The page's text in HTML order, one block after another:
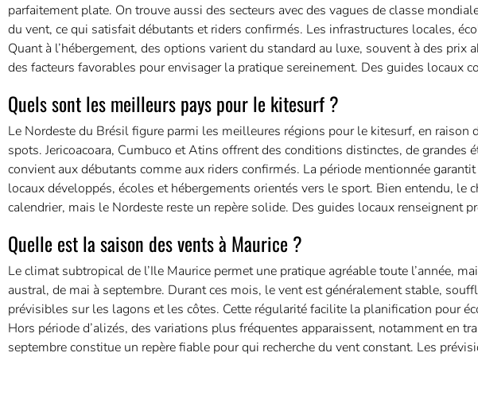
parfaitement plate. On trouve aussi des secteurs avec des vagues de classe
du vent, ce qui satisfait débutants et riders confirmés. Les infrastructures locales,
Quant à l’hébergement, des options varient du standard au luxe, souvent à des
des facteurs favorables pour envisager la pratique sereinement. Des guides locaux
Quels sont les meilleurs pays pour le kitesurf ?
Le Nordeste du Brésil figure parmi les meilleures régions pour le kitesurf, en raison
spots. Jericoacoara, Cumbuco et Atins offrent des conditions distinctes, de grandes
convient aux débutants comme aux riders confirmés. La période mentionnée
locaux développés, écoles et hébergements orientés vers le sport. Bien entendu, le
calendrier, mais le Nordeste reste un repère solide. Des guides locaux renseignent
Quelle est la saison des vents à Maurice ?
Le climat subtropical de l’Ile Maurice permet une pratique agréable toute l’année,
austral, de mai à septembre. Durant ces mois, le vent est généralement stable,
prévisibles sur les lagons et les côtes. Cette régularité facilite la planification pour
Hors période d’alizés, des variations plus fréquentes apparaissent, notamment en
septembre constitue un repère fiable pour qui recherche du vent constant. Les